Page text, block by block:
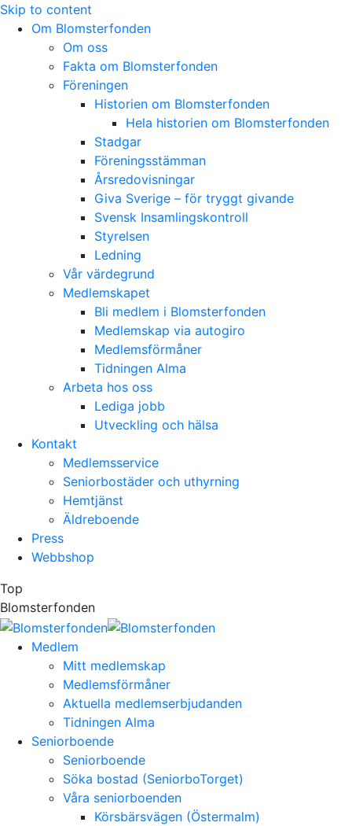
Skip to content
Om Blomsterfonden
Om oss
Fakta om Blomsterfonden
Föreningen
Historien om Blomsterfonden
Hela historien om Blomsterfonden
Stadgar
Föreningsstämman
Årsredovisningar
Giva Sverige – för tryggt givande
Svensk Insamlingskontroll
Styrelsen
Ledning
Vår värdegrund
Medlemskapet
Bli medlem i Blomsterfonden
Medlemskap via autogiro
Medlemsförmåner
Tidningen Alma
Arbeta hos oss
Lediga jobb
Utveckling och hälsa
Kontakt
Medlemsservice
Seniorbostäder och uthyrning
Hemtjänst
Äldreboende
Press
Webbshop
Top
Blomsterfonden
Medlem
Mitt medlemskap
Medlemsförmåner
Aktuella medlemserbjudanden
Tidningen Alma
Seniorboende
Seniorboende
Söka bostad (SeniorboTorget)
Våra seniorboenden
Körsbärsvägen (Östermalm)